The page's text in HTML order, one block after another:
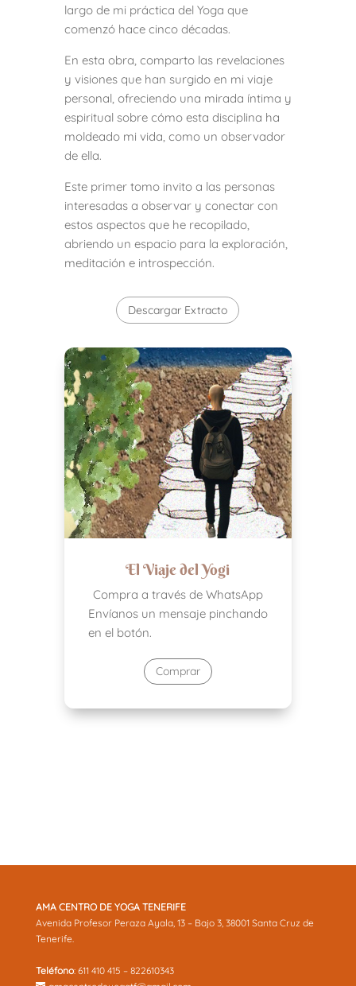
largo de mi práctica del Yoga que
comenzó hace cinco décadas.
En esta obra, comparto las revelaciones
y visiones que han surgido en mi viaje
personal, ofreciendo una mirada íntima y
espiritual sobre cómo esta disciplina ha
moldeado mi vida, como un observador
de ella.
Este primer tomo invito a las personas
interesadas a observar y conectar con
estos aspectos que he recopilado,
abriendo un espacio para la exploración,
meditación e introspección.
Descargar Extracto
El Viaje del Yogi
Compra a través de WhatsApp
Envíanos un mensaje pinchando
en el botón.
Comprar
AMA CENTRO DE YOGA TENERIFE
Avenida Profesor Peraza Ayala, 13 – Bajo 3, 38001 Santa Cruz de
Tenerife.
Teléfono: 611 410 415 – 822610343